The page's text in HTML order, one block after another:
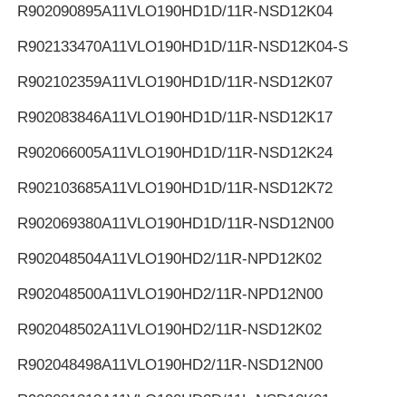
R902090895A11VLO190HD1D/11R-NSD12K04
R902133470A11VLO190HD1D/11R-NSD12K04-S
R902102359A11VLO190HD1D/11R-NSD12K07
R902083846A11VLO190HD1D/11R-NSD12K17
R902066005A11VLO190HD1D/11R-NSD12K24
R902103685A11VLO190HD1D/11R-NSD12K72
R902069380A11VLO190HD1D/11R-NSD12N00
R902048504A11VLO190HD2/11R-NPD12K02
R902048500A11VLO190HD2/11R-NPD12N00
R902048502A11VLO190HD2/11R-NSD12K02
R902048498A11VLO190HD2/11R-NSD12N00